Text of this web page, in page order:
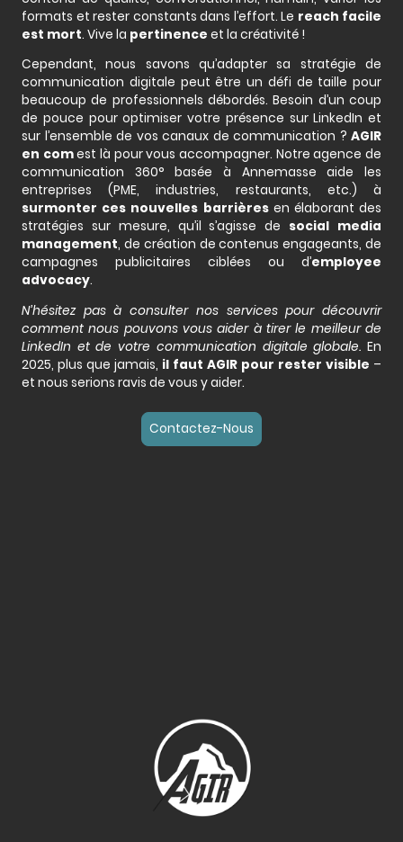
formats et rester constants dans l’effort. Le reach facile
est mort. Vive la pertinence et la créativité !
Cependant, nous savons qu’adapter sa stratégie de
communication digitale peut être un défi de taille pour
beaucoup de professionnels débordés. Besoin d’un coup
de pouce pour optimiser votre présence sur LinkedIn et
sur l’ensemble de vos canaux de communication ? AGIR
en comest là pour vous accompagner. Notre agence de
communication 360° basée à Annemasse aide les
entreprises (PME, industries, restaurants, etc.) à
surmonter ces nouvelles barrièresen élaborant des
stratégies sur mesure, qu’il s’agisse de social media
management, de création de contenus engageants, de
campagnes publicitaires ciblées ou d’employee
advocacy.
N’hésitez pas à consulter nos services pour découvrir
comment nous pouvons vous aider à tirer le meilleur de
LinkedIn et de votre communication digitale globale. En
2025, plus que jamais, il faut AGIR pour rester visible –
et nous serions ravis de vous y aider.
Contactez-Nous